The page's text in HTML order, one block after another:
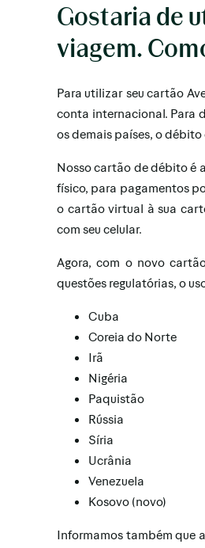
Gostaria de
viagem.
Para utilizar seu cartão
conta internacional. Para
os demais países, o
Nosso cartão de débito é
físico, para pagamentos
o cartão virtual à sua
com seu celular.
Agora, com o novo
questões regulatórias, o
Cuba
Coreia do Norte
Irã
Nigéria
Paquistão
Rússia
Síria
Ucrânia
Venezuela
Kosovo (novo)
Informamos também que